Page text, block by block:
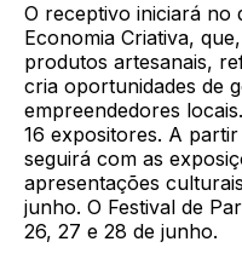
O receptivo iniciará no
Economia Criativa,
produtos artesanais,
cria oportunidades de
empreendedores
16 expositores. A
seguirá com as
apresentações
junho. O Festival de
26, 27 e 28 de junho.